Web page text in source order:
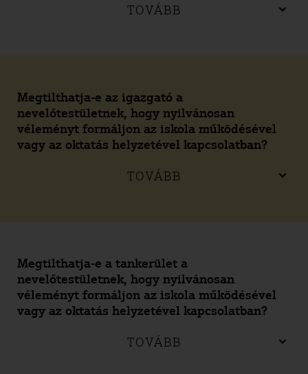
TOVÁBB
Megtilthatja-e az igazgató a
nevelőtestületnek, hogy nyilvánosan
véleményt formáljon az iskola működésével
vagy az oktatás helyzetével kapcsolatban?
TOVÁBB
Megtilthatja-e a tankerület a
nevelőtestületnek, hogy nyilvánosan
véleményt formáljon az iskola működésével
vagy az oktatás helyzetével kapcsolatban?
TOVÁBB